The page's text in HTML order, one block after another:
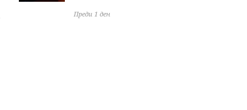
Преди 1 ден